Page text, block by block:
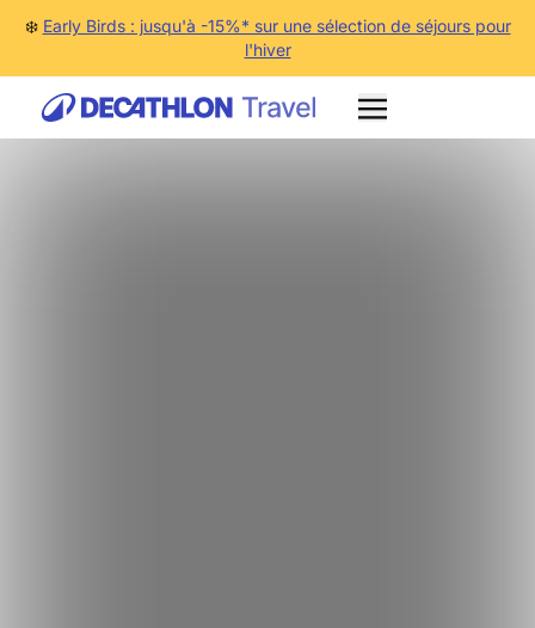
❄️ Early Birds : jusqu'à -15%* sur une sélection de séjours pour
l'hiver